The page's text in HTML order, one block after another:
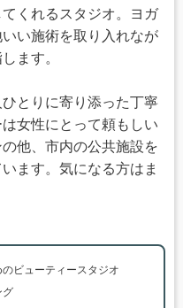
くれるスタジオ。ヨガ
い施術を取り入れなが
ます。
とりに寄り添った丁寧
女性にとって頼もしい
他、市内の公共施設を
ます。気になる方はま
ビューティースタジオ
グ